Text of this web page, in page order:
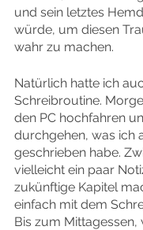
und sein letztes
würde, um diesen
wahr zu machen.
Natürlich hatte ich
Schreibroutine.
den PC hochfahren
durchgehen, was ich
geschrieben habe.
vielleicht ein paar
zukünftige Kapitel
einfach mit dem
Bis zum Mittagessen,